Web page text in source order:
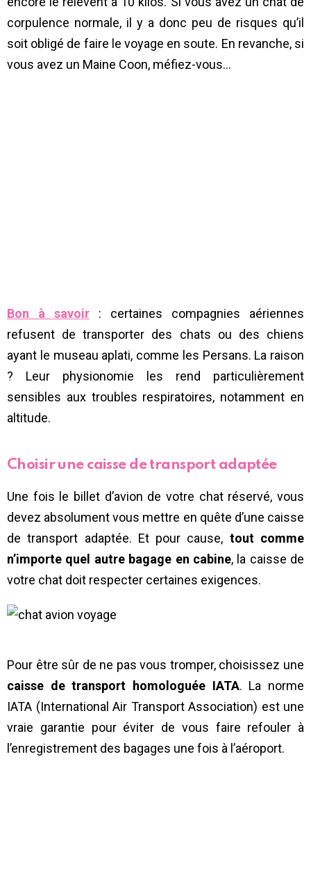
corpulence normale, il y a donc peu de risques qu’il
soit obligé de faire le voyage en soute. En revanche, si
vous avez un Maine Coon, méfiez-vous…
Bon à savoir : certaines compagnies aériennes
refusent de transporter des chats ou des chiens
ayant le museau aplati, comme les Persans. La raison
? Leur physionomie les rend particulièrement
sensibles aux troubles respiratoires, notamment en
altitude.
Choisir une caisse de transport adaptée
Une fois le billet d’avion de votre chat réservé, vous
devez absolument vous mettre en quête d’une caisse
de transport adaptée. Et pour cause, tout comme
n’importe quel autre bagage en cabine, la caisse de
votre chat doit respecter certaines exigences.
Pour être sûr de ne pas vous tromper, choisissez une
caisse de transport homologuée IATA. La norme
IATA (International Air Transport Association) est une
vraie garantie pour éviter de vous faire refouler à
l’enregistrement des bagages une fois à l’aéroport.